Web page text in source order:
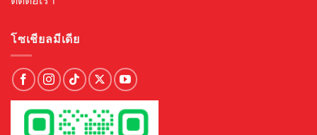
โซเชียลมีเดีย